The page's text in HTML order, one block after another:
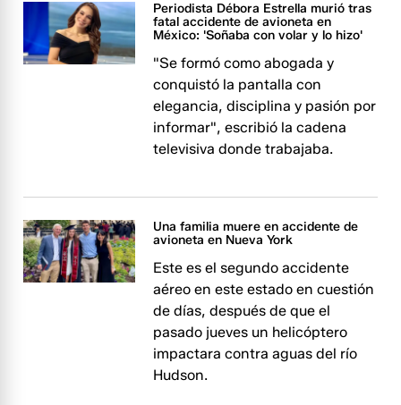
Periodista Débora Estrella murió tras
fatal accidente de avioneta en
México: 'Soñaba con volar y lo hizo'
"Se formó como abogada y
conquistó la pantalla con
elegancia, disciplina y pasión por
informar", escribió la cadena
televisiva donde trabajaba.
Una familia muere en accidente de
avioneta en Nueva York
Este es el segundo accidente
aéreo en este estado en cuestión
de días, después de que el
pasado jueves un helicóptero
impactara contra aguas del río
Hudson.